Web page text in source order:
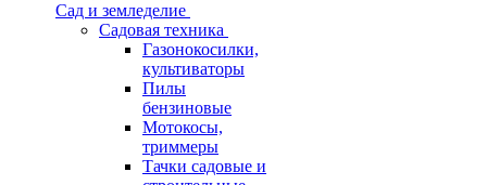
Сад и земледелие
Садовая техника
Газонокосилки,
культиваторы
Пилы
бензиновые
Мотокосы,
триммеры
Тачки садовые и